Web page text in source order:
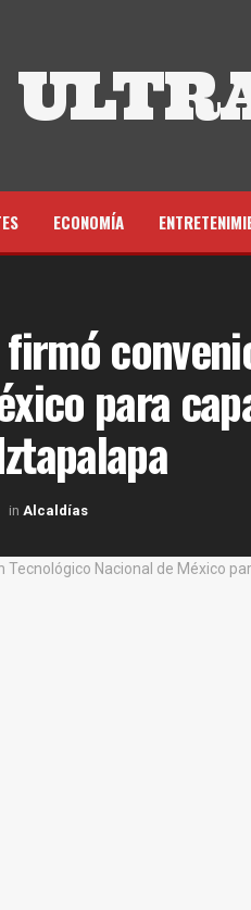
ECONOMÍA
para
in Alcaldías